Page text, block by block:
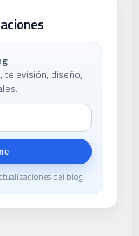
televisión, diseño,
del blog.